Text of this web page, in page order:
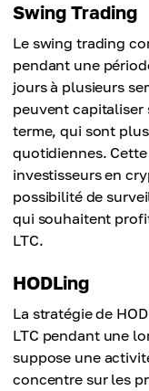
Swing Trading
Le swing trading
pendant une
jours à plusieurs
peuvent capitaliser
terme, qui sont
quotidiennes.
investisseurs en
possibilité de
qui souhaitent
LTC.
HODLing
La stratégie de
LTC pendant une
suppose une
concentre sur les